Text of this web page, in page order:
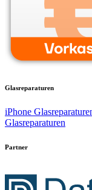
Glasreparaturen
iPhone
Glasreparaturen
Partner